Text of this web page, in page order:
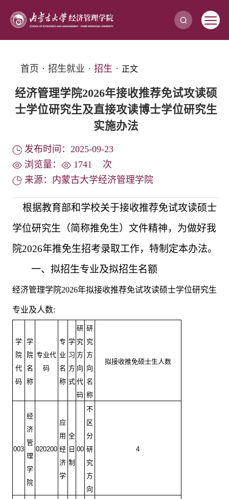
首页 · 招生就业 · 招生 · 正文
经济管理学院2026年接收推荐免试攻读硕
士学位研究生及直接攻读博士学位研究生
实施办法
发布时间：2025-09-23
浏览量：
1741
次
来源：内蒙古大学经济管理学院
根据教育部和学校关于接收推荐免试攻读硕士
学位研究生（简称推免生）文件精神，为做好我
院2026年推免生招考录取工作，特制定本办法。
一、拟招生专业及拟招生名额
经济管理学院2026年拟接收推荐免试攻读硕士学位研究生
专业及人数:
学
院
代
码
学
院
名
称
专业代
码
专
业
名
称
学
习
方
式
研
究
方
向
代
码
研
究
方
向
名
称
拟接收推免硕士生人数
003
经
济
管
理
学
院
020200
应
用
经
济
学
全
日
制
00
不
区
分
研
究
方
向
4